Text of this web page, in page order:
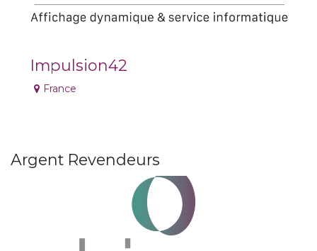
Impulsion42
France
Argent Revendeurs